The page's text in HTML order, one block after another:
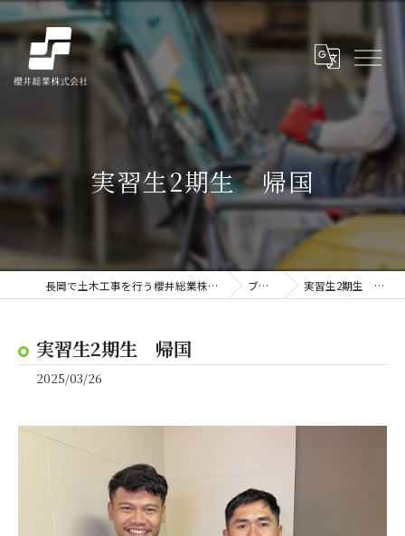
実習生2期生 帰国
長岡で土木工事を行う櫻井総業株式会社 ブログ 実習生2期生 帰国
実習生2期生 帰国
2025/03/26